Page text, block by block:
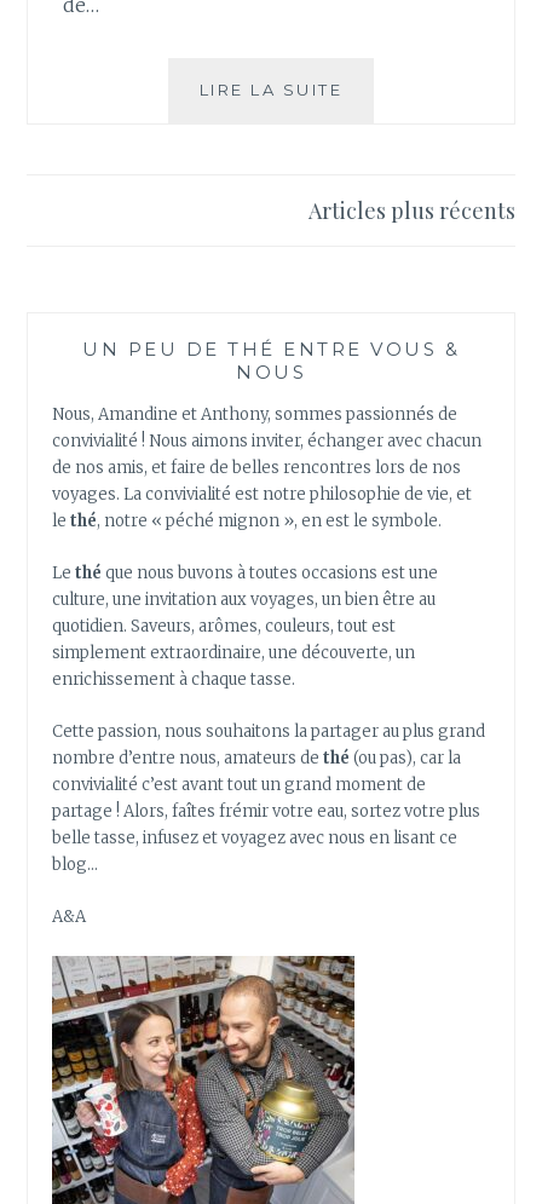
de…
LIRE LA SUITE
DU
THÉ
Articles plus récents
UN PEU DE THÉ ENTRE VOUS &
NOUS
Nous, Amandine et Anthony, sommes passionnés de
convivialité ! Nous aimons inviter, échanger avec chacun
de nos amis, et faire de belles rencontres lors de nos
voyages. La convivialité est notre philosophie de vie, et
lethé, notre « péché mignon », en est le symbole.
Lethé que nous buvons à toutes occasions est une
culture, une invitation aux voyages, un bien être au
quotidien. Saveurs, arômes, couleurs, tout est
simplement extraordinaire, une découverte, un
enrichissement à chaque tasse.
Cette passion, nous souhaitons la partager au plus grand
nombre d’entre nous, amateurs de thé (ou pas), car la
convivialité c’est avant tout un grand moment de
partage ! Alors, faîtes frémir votre eau, sortez votre plus
belle tasse, infusez et voyagez avec nous en lisant ce
blog…
A&A